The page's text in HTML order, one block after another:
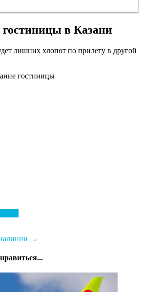
гостиницы в Казани
лишних хлопот по прилету в другой
гостиницы
→